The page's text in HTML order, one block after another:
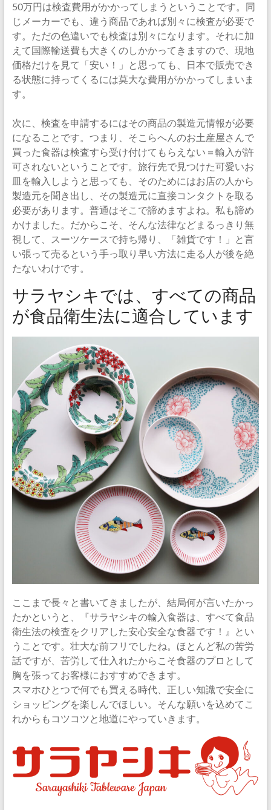
50万円は検査費用がかかってしまうということです。同
じメーカーでも、違う商品であれば別々に検査が必要で
す。ただの色違いでも検査は別々になります。それに加
えて国際輸送費も大きくのしかかってきますので、現地
価格だけを見て「安い！」と思っても、日本で販売でき
る状態に持ってくるには莫大な費用がかかってしまいま
す。
次に、検査を申請するにはその商品の製造元情報が必要
になることです。つまり、そこらへんのお土産屋さんで
買った食器は検査すら受け付けてもらえない＝輸入が許
可されないということです。旅行先で見つけた可愛いお
皿を輸入しようと思っても、そのためにはお店の人から
製造元を聞き出し、その製造元に直接コンタクトを取る
必要があります。普通はそこで諦めますよね。私も諦め
かけました。だからこそ、そんな法律などまるっきり無
視して、スーツケースで持ち帰り、「雑貨です！」と言
い張って売るという手っ取り早い方法に走る人が後を絶
たないわけです。
サラヤシキでは、すべての商品
が食品衛生法に適合しています
ここまで長々と書いてきましたが、結局何が言いたかっ
たかというと、『サラヤシキの輸入食器は、すべて食品
衛生法の検査をクリアした安心安全な食器です！』とい
うことです。壮大な前フリでしたね。ほとんど私の苦労
話ですが、苦労して仕入れたからこそ食器のプロとして
胸を張ってお客様におすすめできます。
スマホひとつで何でも買える時代、正しい知識で安全に
ショッピングを楽しんでほしい。そんな願いを込めてこ
れからもコツコツと地道にやっていきます。